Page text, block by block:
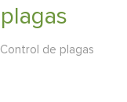
Control de plagas